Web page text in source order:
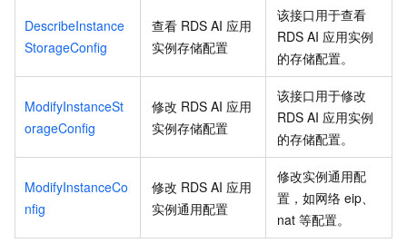
DescribeInstance
StorageConfig
查看 RDS AI 应用
实例存储配置
该接口用于查看
RDS AI 应用实例
的存储配置。
ModifyInstanceSt
orageConfig
修改 RDS AI 应用
实例存储配置
该接口用于修改
RDS AI 应用实例
的存储配置。
ModifyInstanceCo
nfig
修改 RDS AI 应用
实例通用配置
修改实例通用配
置，如网络 eip、
nat 等配置。